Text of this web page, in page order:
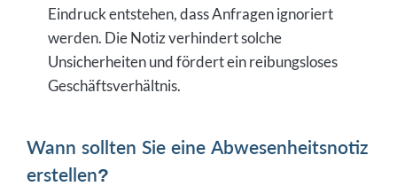
Eindruck entstehen, dass Anfragen ignoriert
werden. Die Notiz verhindert solche
Unsicherheiten und fördert ein reibungsloses
Geschäftsverhältnis.
Wann sollten Sie eine Abwesenheitsnotiz
erstellen?